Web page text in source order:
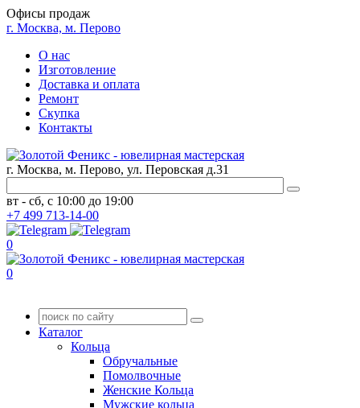
Офисы продаж
г. Москва, м. Перово
О нас
Изготовление
Доставка и оплата
Ремонт
Скупка
Контакты
г. Москва, м. Перово, ул. Перовская д.31
вт - сб, с 10:00 до 19:00
+7 499 713-14-00
0
0
Каталог
Кольца
Обручальные
Помолвочные
Женские Кольца
Мужские кольца